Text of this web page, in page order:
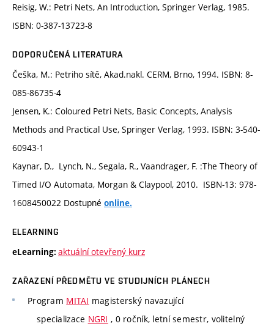
Reisig, W.: Petri Nets, An Introduction, Springer Verlag, 1985.
ISBN: 0-387-13723-8
DOPORUČENÁ LITERATURA
Češka, M.: Petriho sítě, Akad.nakl. CERM, Brno, 1994. ISBN: 8-
085-86735-4
Jensen, K.: Coloured Petri Nets, Basic Concepts, Analysis
Methods and Practical Use, Springer Verlag, 1993. ISBN: 3-540-
60943-1
Kaynar, D., Lynch, N., Segala, R., Vaandrager, F. :The Theory of
Timed I/O Automata, Morgan & Claypool, 2010. ISBN-13: 978-
1608450022 Dostupné online.
ELEARNING
eLearning: aktuální otevřený kurz
ZAŘAZENÍ PŘEDMĚTU VE STUDIJNÍCH PLÁNECH
Program MITAI magisterský navazující
specializace NGRI , 0 ročník, letní semestr, volitelný